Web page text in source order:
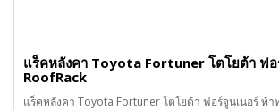
แร็คหลังคา Toyota Fortuner โตโยต้า ฟอ
RoofRack
แร็คหลังคา Toyota Fortuner โตโยต้า ฟอร์จูนเนอร์ ท้